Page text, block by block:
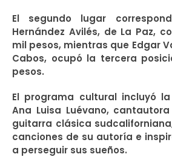
El segundo lugar
Hernández Avilés, de La Paz,
mil pesos, mientras que Edgar
Cabos, ocupó la tercera
pesos.
El programa cultural incluyó
Ana Luisa Luévano,
guitarra clásica
canciones de su autoría e
a perseguir sus sueños.